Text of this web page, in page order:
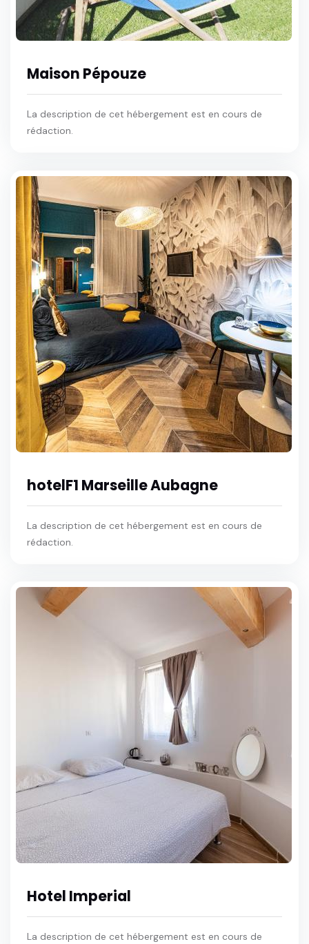
Maison Pépouze
La description de cet hébergement est en cours de
rédaction.
hotelF1 Marseille Aubagne
La description de cet hébergement est en cours de
rédaction.
Hotel Imperial
La description de cet hébergement est en cours de